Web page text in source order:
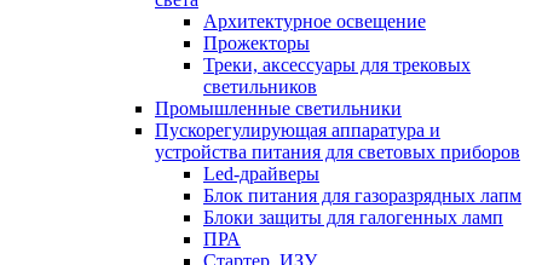
Архитектурное освещение
Прожекторы
Треки, аксессуары для трековых
светильников
Промышленные светильники
Пускорегулирующая аппаратура и
устройства питания для световых приборов
Led-драйверы
Блок питания для газоразрядных лапм
Блоки защиты для галогенных ламп
ПРА
Стартер, ИЗУ